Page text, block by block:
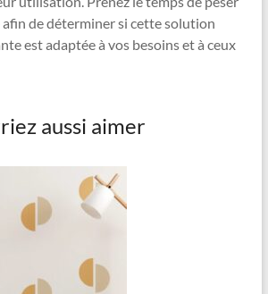
de déterminer si cette solution
est adaptée à vos besoins et à ceux
aussi aimer